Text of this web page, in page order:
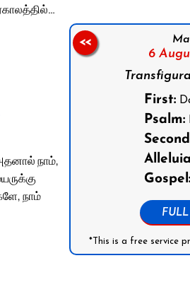
நாம்,
நாம்
6
First:
Psalm:
Gospel:
*This is a free service
<<